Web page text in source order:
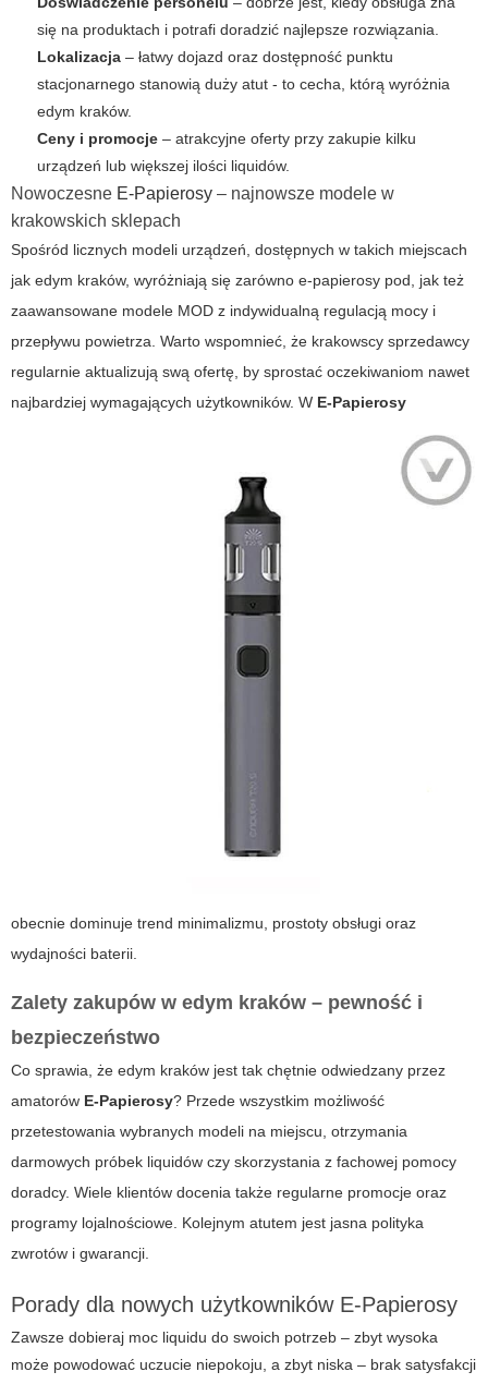
się na produktach i potrafi doradzić najlepsze rozwiązania.
Lokalizacja – łatwy dojazd oraz dostępność punktu
stacjonarnego stanowią duży atut - to cecha, którą wyróżnia
edym kraków.
Ceny i promocje – atrakcyjne oferty przy zakupie kilku
urządzeń lub większej ilości liquidów.
Nowoczesne E-Papierosy – najnowsze modele w
krakowskich sklepach
Spośród licznych modeli urządzeń, dostępnych w takich miejscach
jak edym kraków, wyróżniają się zarówno e-papierosy pod, jak też
zaawansowane modele MOD z indywidualną regulacją mocy i
przepływu powietrza. Warto wspomnieć, że krakowscy sprzedawcy
regularnie aktualizują swą ofertę, by sprostać oczekiwaniom nawet
najbardziej wymagających użytkowników. W E-Papierosy
obecnie dominuje trend minimalizmu, prostoty obsługi oraz
wydajności baterii.
Zalety zakupów w edym kraków – pewność i
bezpieczeństwo
Co sprawia, że edym kraków jest tak chętnie odwiedzany przez
amatorów E-Papierosy? Przede wszystkim możliwość
przetestowania wybranych modeli na miejscu, otrzymania
darmowych próbek liquidów czy skorzystania z fachowej pomocy
doradcy. Wiele klientów docenia także regularne promocje oraz
programy lojalnościowe. Kolejnym atutem jest jasna polityka
zwrotów i gwarancji.
Porady dla nowych użytkowników E-Papierosy
Zawsze dobieraj moc liquidu do swoich potrzeb – zbyt wysoka
może powodować uczucie niepokoju, a zbyt niska – brak satysfakcji